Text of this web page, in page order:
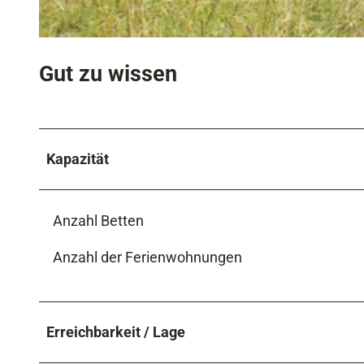
Gut zu wissen
Kapazität
Anzahl Betten
Anzahl der Ferienwohnungen
Erreichbarkeit / Lage